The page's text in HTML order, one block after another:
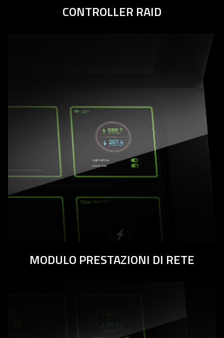
CONTROLLER RAID
MODULO PRESTAZIONI DI RETE